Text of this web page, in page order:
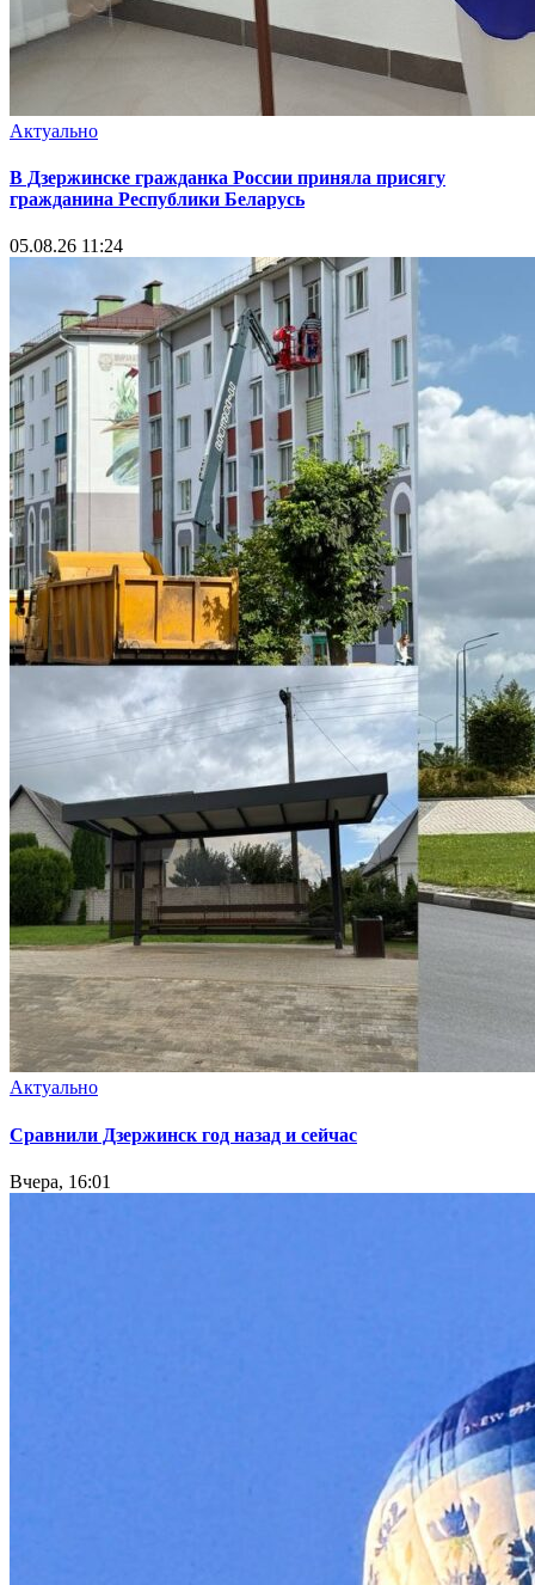
Актуально
В Дзержинске гражданка России приняла присягу
гражданина Республики Беларусь
05.08.26 11:24
Актуально
Сравнили Дзержинск год назад и сейчас
Вчера, 16:01